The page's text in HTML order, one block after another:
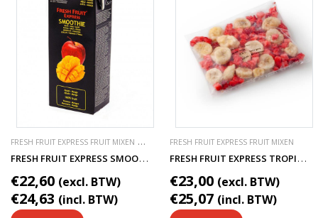
FRESH FRUIT EXPRESS FRUIT MIXEN VEGGIE EXPRESS VEGGIE MIXEN
F
RESH FRUIT EXPRESS SMOOTHIE BASIS FRUITSAP
€22,60 (excl. BTW)
€24,63 (incl. BTW)
FRESH FRUIT EXPRESS FRUIT MIXEN
F
RESH FRUIT EXPRESS TROPICAL SMOOTHIE FRUITMIX
€23,00 (excl. BTW)
€25,07 (incl. BTW)